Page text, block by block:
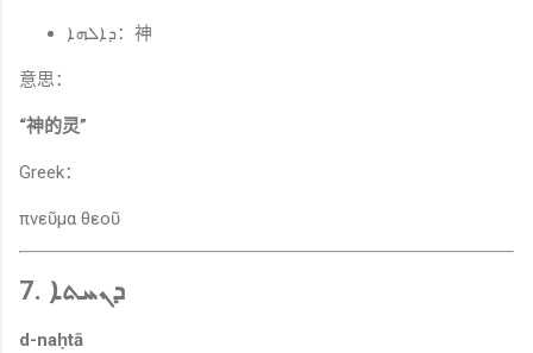
ܕܐܠܗܐ：神
意思：
“神的灵”
Greek：
πνεῦμα θεοῦ
7. ܕܢܚܬܐ
d-naḥtā